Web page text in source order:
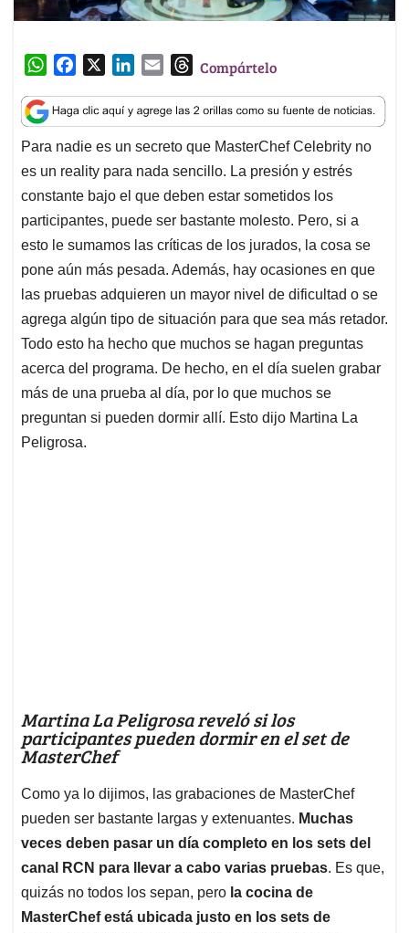
W
a
t
s
A
p
p
c
e
b
o
o
k
n
k
e
d
I
n
a
i
l
T
r
e
a
d
s
Compártelo
Para nadie es un secreto que MasterChef Celebrity no
es un reality para nada sencillo. La presión y estrés
constante bajo el que deben estar sometidos los
participantes, puede ser bastante molesto. Pero, si a
esto le sumamos las críticas de los jurados, la cosa se
pone aún más pesada. Además, hay ocasiones en que
las pruebas adquieren un mayor nivel de dificultad o se
agrega algún tipo de situación para que sea más retador.
Todo esto ha hecho que muchos se hagan preguntas
acerca del programa. De hecho, en el día suelen grabar
más de una prueba al día, por lo que muchos se
preguntan si pueden dormir allí. Esto dijo Martina La
Peligrosa.
Martina La Peligrosa reveló si los
participantes pueden dormir en el set de
MasterChef
Como ya lo dijimos, las grabaciones de MasterChef
pueden ser bastante largas y extenuantes. Muchas
veces deben pasar un día completo en los sets del
canal RCN para llevar a cabo varias pruebas. Es que,
quizás no todos los sepan, pero la cocina de
MasterChef está ubicada justo en los sets de